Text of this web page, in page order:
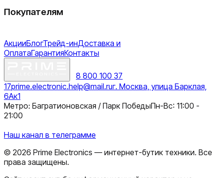
Покупателям
АкцииБлогТрейд-инДоставка и
ОплатаГарантияКонтакты
8 800 100 37
17prime.electronic.help@mail.ruг. Москва, улица Барклая,
6Ак1
Метро: Багратионовская / Парк ПобедыПн-Вс: 11:00 -
21:00
Наш канал в телеграмме
© 2026 Prime Electronics — интернет-бутик техники. Все
права защищены.